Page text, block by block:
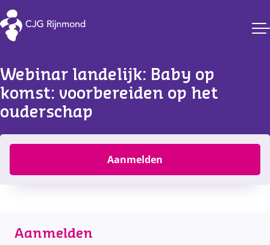
CJG Rijnmond
Webinar landelijk: Baby op
komst: voorbereiden op het
ouderschap
Filter
Aanmelden
Aanmelden